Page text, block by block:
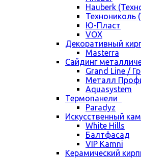
Hauberk
Технониколь
Ю-Пласт
VOX
Декоративный
Masterra
Сайдинг
Grand Line /
Металл
Aquasystem
Термопанели
Paradyz
Искусственный
White Hills
Балтфасад
VIP Kamni
Керамический